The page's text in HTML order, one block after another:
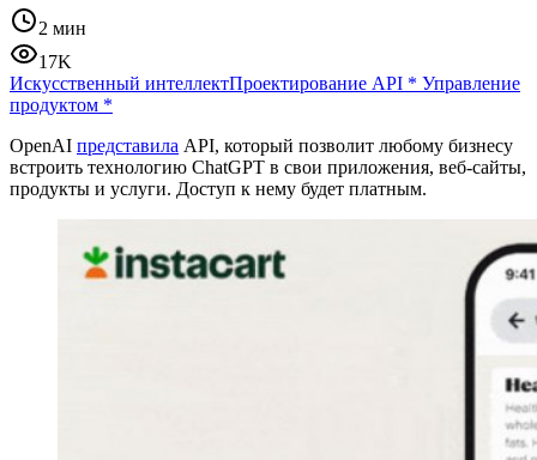
2 мин
17K
Искусственный интеллектПроектирование API * Управление
продуктом *
OpenAI представила API, который позволит любому бизнесу
встроить технологию ChatGPT в свои приложения, веб-сайты,
продукты и услуги. Доступ к нему будет платным.